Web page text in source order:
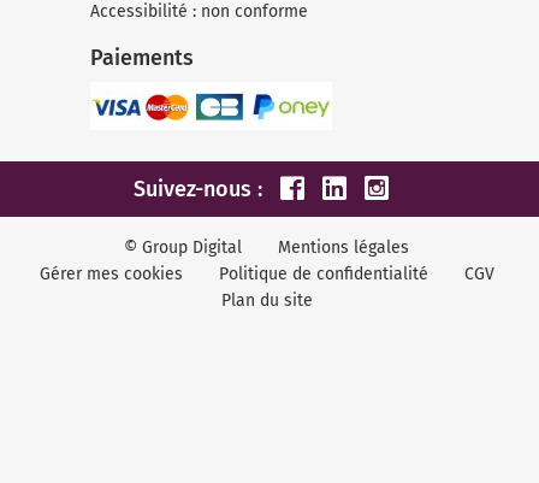
Accessibilité : non conforme
Paiements
Suivez-nous :
© Group Digital
Mentions légales
Gérer mes cookies
Politique de confidentialité
CGV
Plan du site